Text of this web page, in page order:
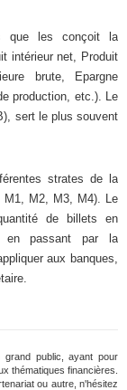
que les conçoit la
intérieur net, Produit
brute, Epargne
production, etc.). Le
sert le plus souvent
strates de la
M1, M2, M3, M4). Le
de billets en
en passant par la
aux banques,
grand public, ayant pour
thématiques financières.
ou autre, n'hésitez